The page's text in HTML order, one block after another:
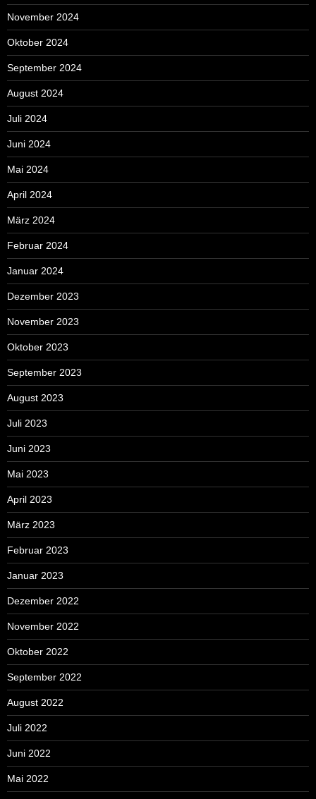
November 2024
Oktober 2024
September 2024
August 2024
Juli 2024
Juni 2024
Mai 2024
April 2024
März 2024
Februar 2024
Januar 2024
Dezember 2023
November 2023
Oktober 2023
September 2023
August 2023
Juli 2023
Juni 2023
Mai 2023
April 2023
März 2023
Februar 2023
Januar 2023
Dezember 2022
November 2022
Oktober 2022
September 2022
August 2022
Juli 2022
Juni 2022
Mai 2022